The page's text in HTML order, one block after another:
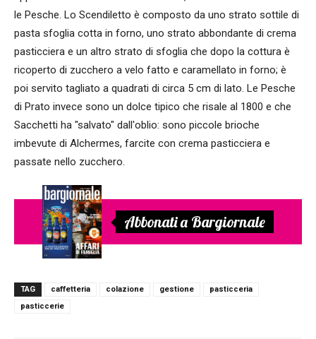
le Pesche. Lo Scendiletto è composto da uno strato sottile di
pasta sfoglia cotta in forno, uno strato abbondante di crema
pasticciera e un altro strato di sfoglia che dopo la cottura è
ricoperto di zucchero a velo fatto e caramellato in forno; è
poi servito tagliato a quadrati di circa 5 cm di lato. Le Pesche
di Prato invece sono un dolce tipico che risale al 1800 e che
Sacchetti ha "salvato" dall'oblio: sono piccole brioche
imbevute di Alchermes, farcite con crema pasticciera e
passate nello zucchero.
Abbonati a Bargiornale
TAG caffetteria colazione gestione
pasticceria
pasticcerie